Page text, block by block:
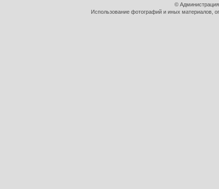
©
Использование фотографий и иных материалов,